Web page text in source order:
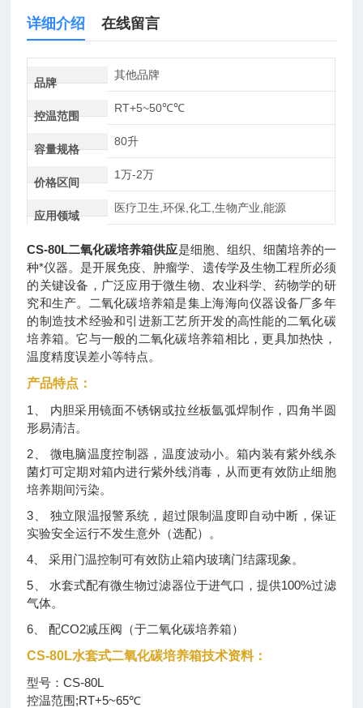
详细介绍 在线留言
品牌
其他品牌
控温范围
RT+5~50℃℃
容量规格
80升
价格区间
1万-2万
应用领域
医疗卫生,环保,化工,生物产业,能源
CS-80L二氧化碳培养箱供应是细胞、组织、细菌培养的一
种*仪器。是开展免疫、肿瘤学、遗传学及生物工程所必须
的关键设备，广泛应用于微生物、农业科学、药物学的研
究和生产。二氧化碳培养箱是集上海海向仪器设备厂多年
的制造技术经验和引进新工艺所开发的高性能的二氧化碳
培养箱。它与一般的二氧化碳培养箱相比，更具加热快，
温度精度误差小等特点。
产品特点：
1、 内胆采用镜面不锈钢或拉丝板氩弧焊制作，四角半圆
形易清洁。
2、 微电脑温度控制器，温度波动小。箱内装有紫外线杀
菌灯可定期对箱内进行紫外线消毒，从而更有效防止细胞
培养期间污染。
3、 独立限温报警系统，超过限制温度即自动中断，保证
实验安全运行不发生意外（选配）。
4、 采用门温控制可有效防止箱内玻璃门结露现象。
5、 水套式配有微生物过滤器位于进气口，提供100%过滤
气体。
6、 配CO2减压阀（于二氧化碳培养箱）
CS-80L水套式二氧化碳培养箱技术资料：
型号：CS-80L
控温范围;RT+5~65℃